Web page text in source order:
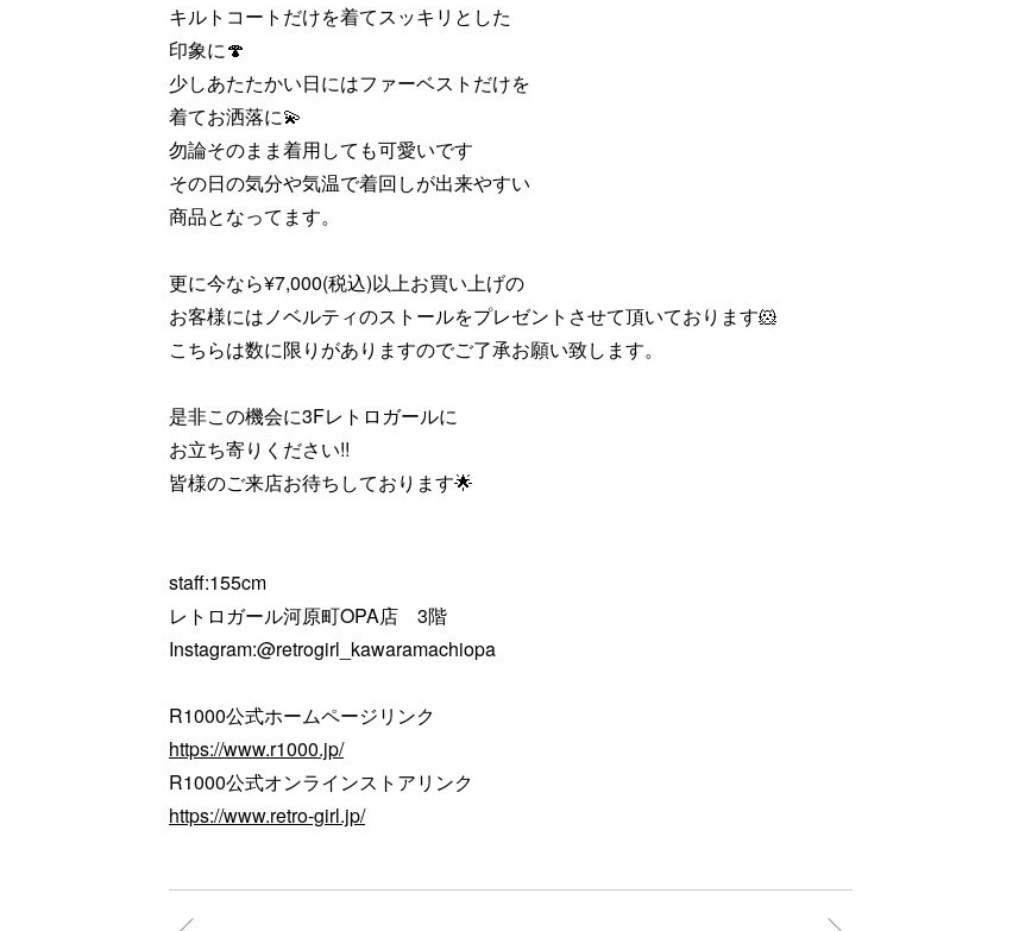
キルトコートだけを着てスッキリとした
印象に🍄
少しあたたかい日にはファーベストだけを
着てお洒落に💫
勿論そのまま着用しても可愛いです
その日の気分や気温で着回しが出来やすい
商品となってます。
更に今なら¥7,000(税込)以上お買い上げの
お客様にはノベルティのストールをプレゼントさせて頂いております🐹
こちらは数に限りがありますのでご了承お願い致します。
是非この機会に3Fレトロガールに
お立ち寄りください!!
皆様のご来店お待ちしております🌟
staff:155cm
レトロガール河原町OPA店 3階
Instagram:@retrogirl_kawaramachiopa
R1000公式ホームページリンク
https://www.r1000.jp/
R1000公式オンラインストアリンク
https://www.retro-girl.jp/